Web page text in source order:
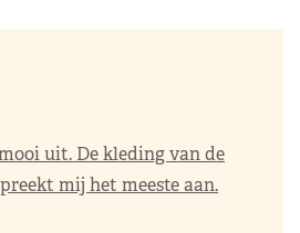
uit. De kleding van de
mij het meeste aan.